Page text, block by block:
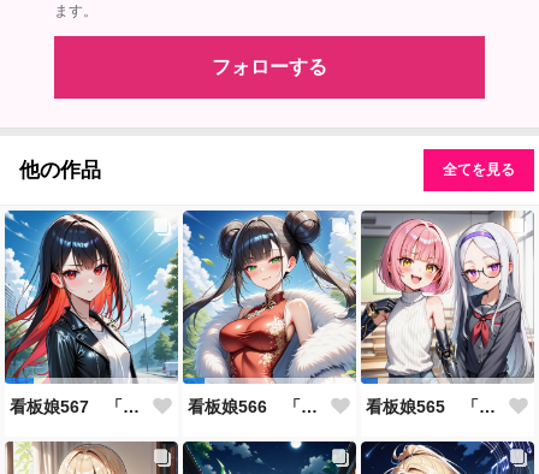
ます。
フォローする
他の作品 全てを見る
看板娘567 「雪村恋のよもやま話」 看板娘566 「ナンシー・ツァオのよもやま話」 看板娘565 「銀一族」